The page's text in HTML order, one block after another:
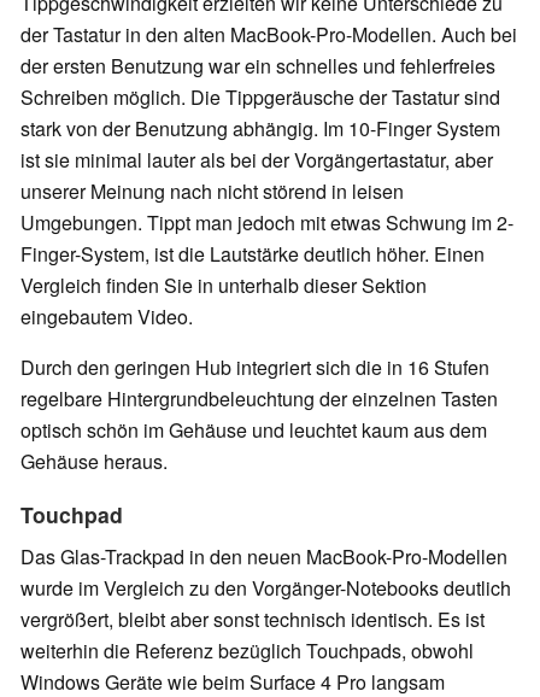
der Tastatur in den alten MacBook-Pro-Modellen. Auch bei
der ersten Benutzung war ein schnelles und fehlerfreies
Schreiben möglich. Die Tippgeräusche der Tastatur sind
stark von der Benutzung abhängig. Im 10-Finger System
ist sie minimal lauter als bei der Vorgängertastatur, aber
unserer Meinung nach nicht störend in leisen
Umgebungen. Tippt man jedoch mit etwas Schwung im 2-
Finger-System, ist die Lautstärke deutlich höher. Einen
Vergleich finden Sie in unterhalb dieser Sektion
eingebautem Video.
Durch den geringen Hub integriert sich die in 16 Stufen
regelbare Hintergrundbeleuchtung der einzelnen Tasten
optisch schön im Gehäuse und leuchtet kaum aus dem
Gehäuse heraus.
Touchpad
Das Glas-Trackpad in den neuen MacBook-Pro-Modellen
wurde im Vergleich zu den Vorgänger-Notebooks deutlich
vergrößert, bleibt aber sonst technisch identisch. Es ist
weiterhin die Referenz bezüglich Touchpads, obwohl
Windows Geräte wie beim Surface 4 Pro langsam